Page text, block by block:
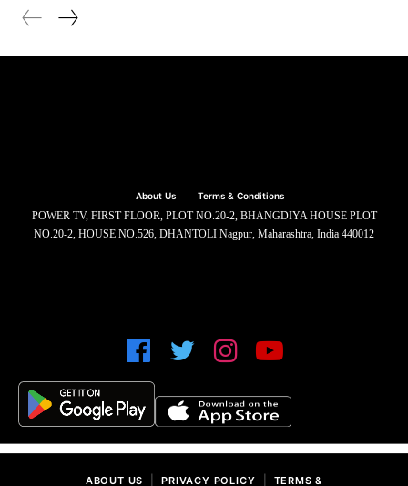
About Us Terms & Conditions
POWER TV, FIRST FLOOR, PLOT NO.20-2, BHANGDIYA HOUSE PLOT
NO.20-2, HOUSE NO.526, DHANTOLI Nagpur, Maharashtra, India 440012
ABOUT US PRIVACY POLICY TERMS &